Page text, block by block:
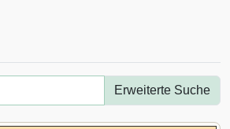
Erweiterte Suche